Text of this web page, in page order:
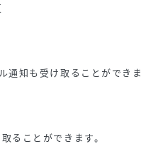
通知も受け取ることができま
ることができます。